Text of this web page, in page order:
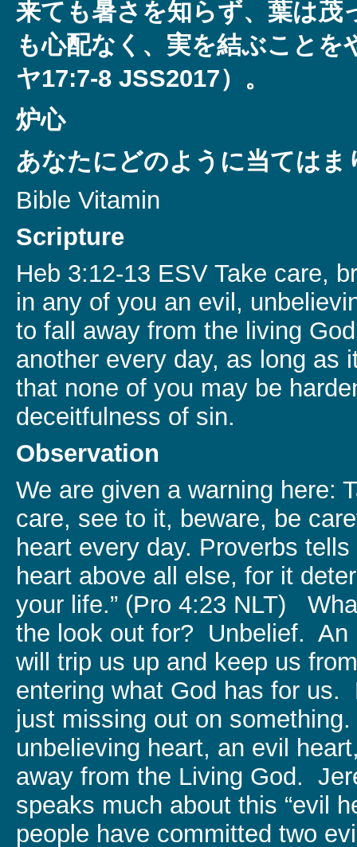
来ても暑さを知らず、葉は茂
も心配なく、実を結ぶことを
ヤ17:7-8 JSS2017）。
炉心
あなたにどのように当てはま
Bible Vitamin
Scripture
Heb 3:12-13 ESV Take care,
in any of you an evil,
to fall away from the living
another every day, as long as
that none of you may be
deceitfulness of sin.
Observation
We are given a warning here:
care, see to it, beware, be
heart every day. Proverbs tells
heart above all else, for it
your life.” (Pro 4:23 NLT)
the look out for? Unbelief. An
will trip us up and keep us
entering what God has for us.
just missing out on
unbelieving heart, an evil
away from the Living God.
speaks much about this “evil
people have committed two